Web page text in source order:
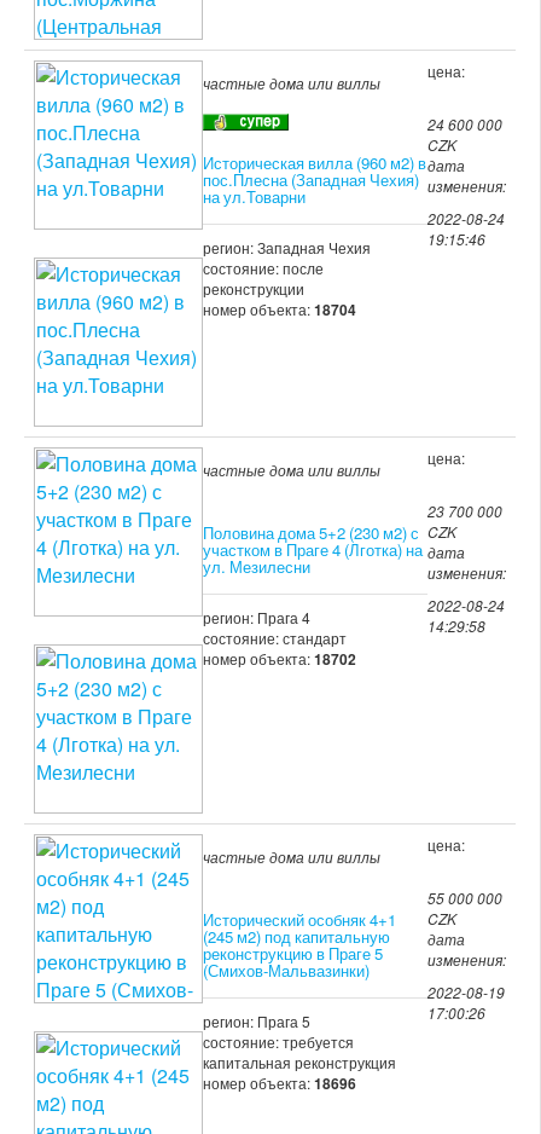
частные дома или виллы
Историческая вилла (960 м2) в
пос.Плесна (Западная Чехия)
на ул.Товарни
регион: Западная Чехия
состояние: после
реконструкции
номер объекта:18704
цена:
24 600 000
CZK
дата
изменения:
2022-08-24
19:15:46
частные дома или виллы
Половина дома 5+2 (230 м2) с
участком в Праге 4 (Лготка) на
ул. Мезилесни
регион: Прага 4
состояние: стандарт
номер объекта:18702
цена:
23 700 000
CZK
дата
изменения:
2022-08-24
14:29:58
частные дома или виллы
Исторический особняк 4+1
(245 м2) под капитальную
реконструкцию в Праге 5
(Смихов-Мальвазинки)
регион: Прага 5
состояние: требуется
капитальная реконструкция
номер объекта:18696
цена:
55 000 000
CZK
дата
изменения:
2022-08-19
17:00:26